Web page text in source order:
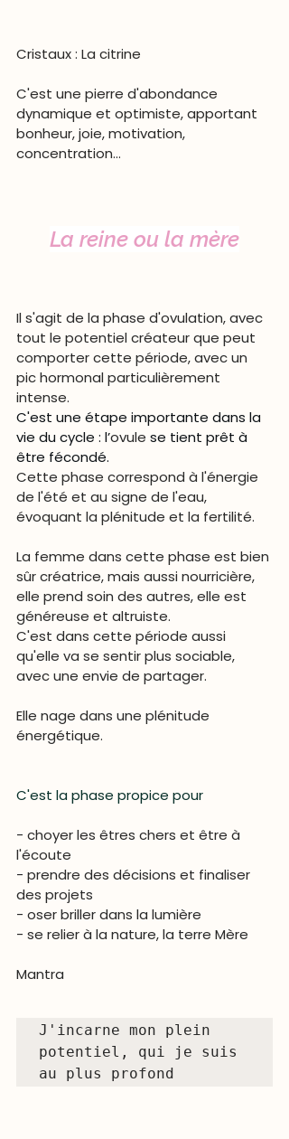
Cristaux : La citrine
C'est une pierre d'abondance
dynamique et optimiste, apportant
bonheur, joie, motivation,
concentration...
La reine ou la mère
Il s'agit de la phase d'ovulation, avec
tout le potentiel créateur que peut
comporter cette période, avec un
pic hormonal particulièrement
intense.
C'est une étape importante dans la
vie du cycle : l’ovule se tient prêt à
être fécondé.
Cette phase correspond à l'énergie
de l'été et au signe de l'eau,
évoquant la plénitude et la fertilité.
La femme dans cette phase est bien
sûr créatrice, mais aussi nourricière,
elle prend soin des autres, elle est
généreuse et altruiste.
C'est dans cette période aussi
qu'elle va se sentir plus sociable,
avec une envie de partager.
Elle nage dans une plénitude
énergétique.
C'est la phase propice pour
- choyer les êtres chers et être à
l'écoute
- prendre des décisions et finaliser
des projets
- oser briller dans la lumière
- se relier à la nature, la terre Mère
Mantra
J'incarne mon plein
potentiel, qui je suis
au plus profond